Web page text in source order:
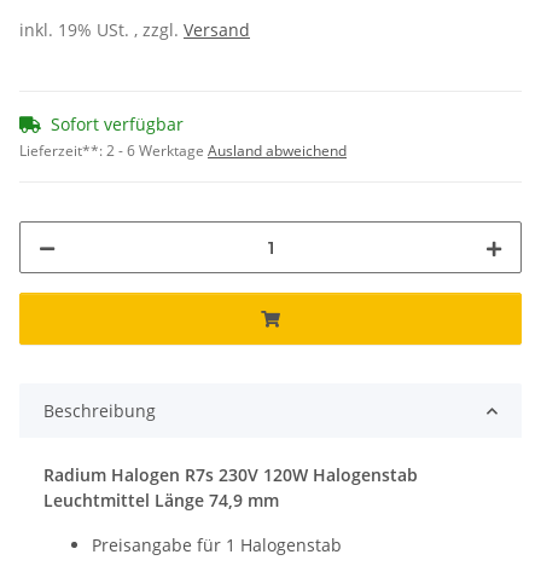
inkl. 19% USt. , zzgl. Versand
Sofort verfügbar
Lieferzeit**:2 - 6 Werktage Ausland abweichend
Beschreibung
Radium Halogen R7s 230V 120W Halogenstab
Leuchtmittel Länge 74,9 mm
Preisangabe für 1 Halogenstab